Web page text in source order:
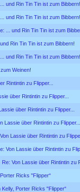
und Rin Tin Tin ist zum Bibbern!
und Rin Tin Tin ist zum Bibbern!
... und Rin Tin Tin ist zum
Rin Tin Tin ist zum Bibbern!
und Rin Tin Tin ist zum Bibbern!
Weinen!
Rintintin zu Flipper...
über Rintintin zu Flipper...
über Rintintin zu Flipper...
Lassie über Rintintin zu Flipper...
Lassie über Rintintin zu
Von Lassie über Rintintin zu
Re: Von Lassie über Rintintin zu
Ricks "Flipper“
Kelly, Porter Ricks "Flipper“